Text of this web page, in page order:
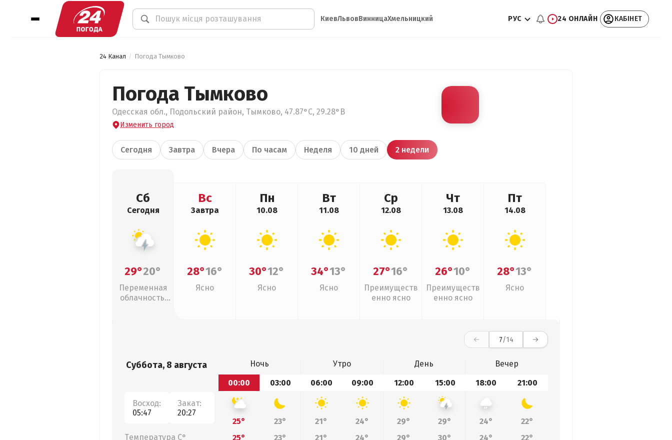
КиевЛьвовВинницаХмельницкий РУС 24 ОНЛАЙН КАБІНЕТ
24 Канал Погода Тымково
Погода Тымково
Одесская обл., Подольский район, Тымково, 47.87°С, 29.28°В
Изменить город
Сегодня Завтра Вчера По часам Неделя 10 дней 2 недели
Сб
Сегодня
29°20°
Переменная
облачность,
Вс
Завтра
28°16°
Ясно
Пн
10.08
30°12°
Ясно
Вт
11.08
34°13°
Ясно
Ср
12.08
27°16°
Преимуществ
енно ясно
Чт
13.08
26°10°
Преимуществ
енно ясно
Пт
14.08
28°13°
Ясно
7/14
Суббота, 8 августа
Восход:
05:47
Закат:
20:27
Температура С°
Ночь Утро День
Вечер
00:00
03:00 06:00 09:00 12:00 15:00 18:00 21:00
25° 23° 21° 24° 29° 29° 24°
22°
25°
23° 21° 24° 29° 30° 24° 22°